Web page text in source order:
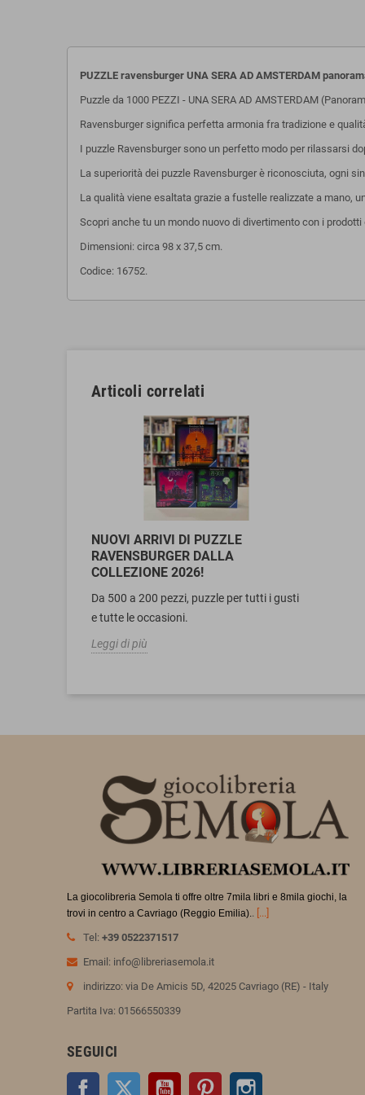
PUZZLE ravensburger UNA SERA AD AMSTERDAM
Puzzle da 1000 PEZZI - UNA SERA AD AMSTERDAM
Ravensburger significa perfetta armonia fra tradizione e
I puzzle Ravensburger sono un perfetto modo per rilassarsi
La superiorità dei puzzle Ravensburger è riconosciuta, ogni
La qualità viene esaltata grazie a fustelle realizzate a mano,
Scopri anche tu un mondo nuovo di divertimento con i
Dimensioni: circa 98 x 37,5 cm.
Codice: 16752.
Articoli correlati
NUOVI ARRIVI DI PUZZLE
RAVENSBURGER DALLA
COLLEZIONE 2026!
Da 500 a 200 pezzi, puzzle per tutti i gusti
e tutte le occasioni.
Leggi di più
La giocolibreria Semola ti offre oltre 7mila libri e 8mila giochi, la
trovi in centro a Cavriago (Reggio Emilia).. [...]
Tel: +39 0522371517
Email: info@libreriasemola.it
indirizzo: via De Amicis 5D, 42025 Cavriago (RE) - Italy
Partita Iva: 01566550339
SEGUICI
Facebook Twitter YouTube Pinterest